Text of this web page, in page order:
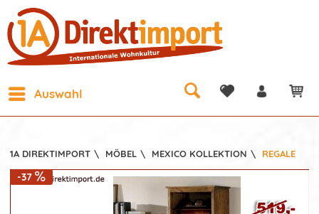
Auswahl
1A DIREKTIMPORT \ MÖBEL \ MEXICO KOLLEKTION \ REGALE
-37